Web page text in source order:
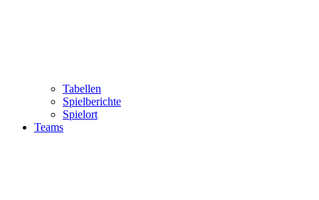
Tabellen
Spielberichte
Spielort
Teams